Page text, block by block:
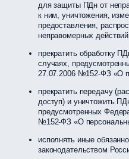
для защиты ПДн от
к ним, уничтожения,
предоставления,
неправомерных
прекратить обработку
случаях,
27.07.2006 №152-ФЗ «О
прекратить передачу
доступ) и уничтожить
предусмотренных
№152-ФЗ «О
исполнять иные
законодательством